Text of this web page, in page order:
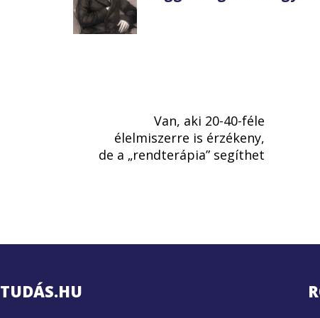
Van, aki 20-40-féle
élelmiszerre is érzékeny,
de a „rendterápia” segíthet
TUDÁS.HU